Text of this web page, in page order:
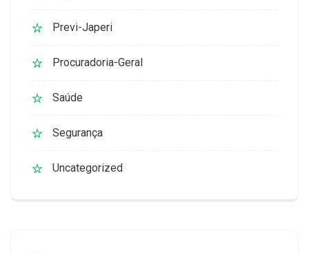
Previ-Japeri
Procuradoria-Geral
Saúde
Segurança
Uncategorized